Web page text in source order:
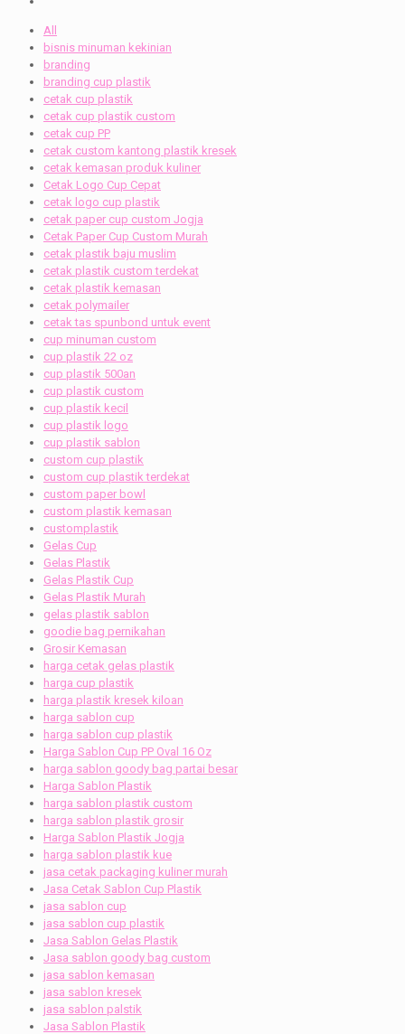
All
bisnis minuman kekinian
branding
branding cup plastik
cetak cup plastik
cetak cup plastik custom
cetak cup PP
cetak custom kantong plastik kresek
cetak kemasan produk kuliner
Cetak Logo Cup Cepat
cetak logo cup plastik
cetak paper cup custom Jogja
Cetak Paper Cup Custom Murah
cetak plastik baju muslim
cetak plastik custom terdekat
cetak plastik kemasan
cetak polymailer
cetak tas spunbond untuk event
cup minuman custom
cup plastik 22 oz
cup plastik 500an
cup plastik custom
cup plastik kecil
cup plastik logo
cup plastik sablon
custom cup plastik
custom cup plastik terdekat
custom paper bowl
custom plastik kemasan
customplastik
Gelas Cup
Gelas Plastik
Gelas Plastik Cup
Gelas Plastik Murah
gelas plastik sablon
goodie bag pernikahan
Grosir Kemasan
harga cetak gelas plastik
harga cup plastik
harga plastik kresek kiloan
harga sablon cup
harga sablon cup plastik
Harga Sablon Cup PP Oval 16 Oz
harga sablon goody bag partai besar
Harga Sablon Plastik
harga sablon plastik custom
harga sablon plastik grosir
Harga Sablon Plastik Jogja
harga sablon plastik kue
jasa cetak packaging kuliner murah
Jasa Cetak Sablon Cup Plastik
jasa sablon cup
jasa sablon cup plastik
Jasa Sablon Gelas Plastik
Jasa sablon goody bag custom
jasa sablon kemasan
jasa sablon kresek
jasa sablon palstik
Jasa Sablon Plastik